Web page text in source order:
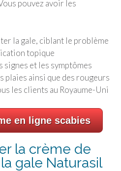
pouvez avoir les
la gale, ciblant le problème
topique
et les symptômes
plaies ainsi que des rougeurs
les clients au Royaume-Uni
en ligne scabies
la crème de
gale Naturasil